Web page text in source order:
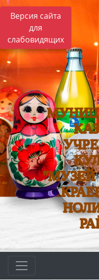
Версия сайта
для
слабовидящих
"МУЗЕЙ